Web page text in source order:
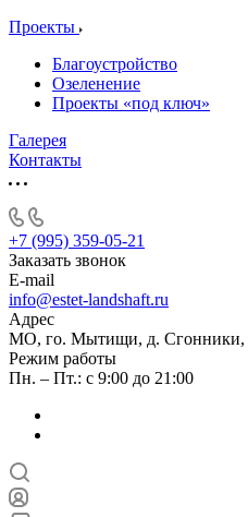
Проекты
Благоустройство
Озеленение
Проекты «под ключ»
Галерея
Контакты
+7 (995) 359-05-21
Заказать звонок
E-mail
info@estet-landshaft.ru
Адрес
МО, го. Мытищи, д. Сгонники,
Режим работы
Пн. – Пт.: с 9:00 до 21:00